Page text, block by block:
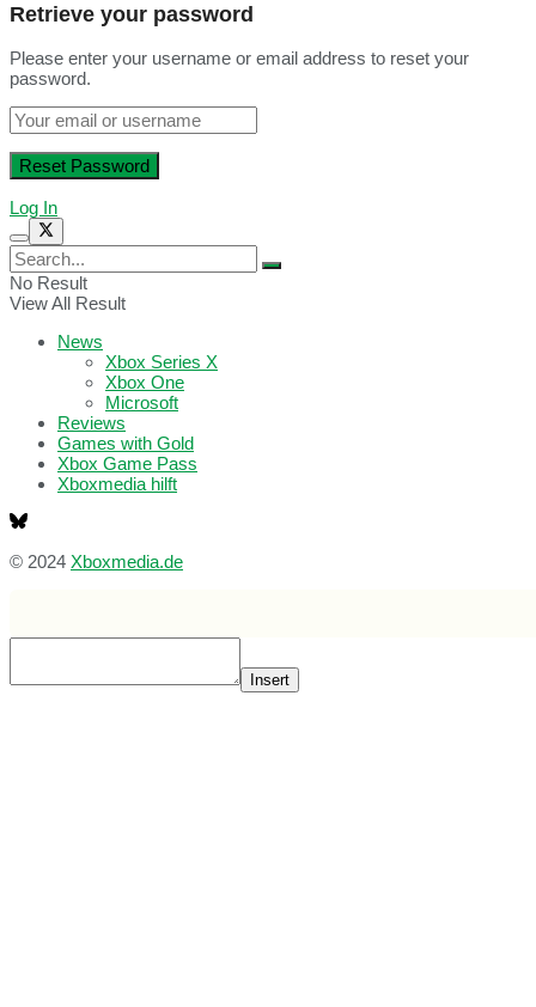
Retrieve your password
Please enter your username or email address to reset your
password.
Log In
No Result
View All Result
News
Xbox Series X
Xbox One
Microsoft
Reviews
Games with Gold
Xbox Game Pass
Xboxmedia hilft
© 2024 Xboxmedia.de
Insert